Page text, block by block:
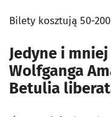
Bilety kosztują 50-200
Jedyne i
Wolfganga
Betulia